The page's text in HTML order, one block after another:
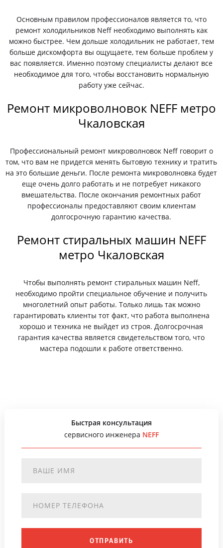
Основным правилом профессионалов является то, что
ремонт холодильников Neff необходимо выполнять как
можно быстрее. Чем дольше холодильник не работает, тем
больше дискомфорта вы ощущаете, тем больше проблем у
вас появляется. Именно поэтому специалисты делают все
необходимое для того, чтобы восстановить нормальную
работу уже сейчас.
Ремонт микроволновок NEFF метро
Чкаловская
Профессиональный ремонт микроволновок Neff говорит о
том, что вам не придется менять бытовую технику и тратить
на это большие деньги. После ремонта микроволновка будет
еще очень долго работать и не потребует никакого
вмешательства. После окончания ремонтных работ
профессионалы предоставляют своим клиентам
долгосрочную гарантию качества.
Ремонт стиральных машин NEFF
метро Чкаловская
Чтобы выполнять ремонт стиральных машин Neff,
необходимо пройти специальное обучение и получить
многолетний опыт работы. Только лишь так можно
гарантировать клиенты тот факт, что работа выполнена
хорошо и техника не выйдет из строя. Долгосрочная
гарантия качества является свидетельством того, что
мастера подошли к работе ответственно.
Быстрая консультация
сервисного инженера NEFF
ОТПРАВИТЬ